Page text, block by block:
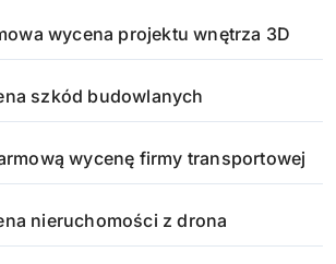
wycena projektu wnętrza 3D
szkód budowlanych
wycenę firmy transportowej
nieruchomości z drona